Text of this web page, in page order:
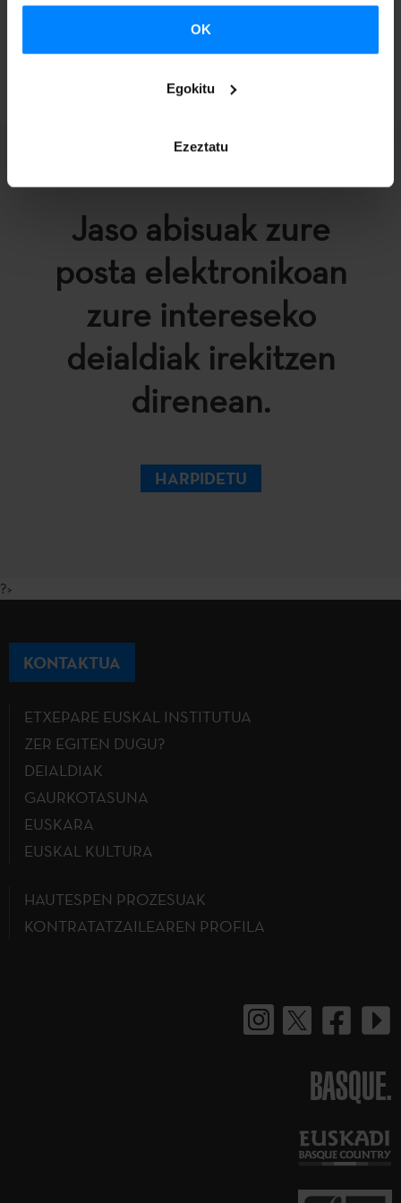
OK
Egokitu
Ezeztatu
ITZULI
Jaso abisuak zure
posta elektronikoan
zure intereseko
deialdiak irekitzen
direnean.
HARPIDETU
?>
KONTAKTUA
ETXEPARE EUSKAL INSTITUTUA
ZER EGITEN DUGU?
DEIALDIAK
GAURKOTASUNA
EUSKARA
EUSKAL KULTURA
HAUTESPEN PROZESUAK
KONTRATATZAILEAREN PROFILA
BASQUE.